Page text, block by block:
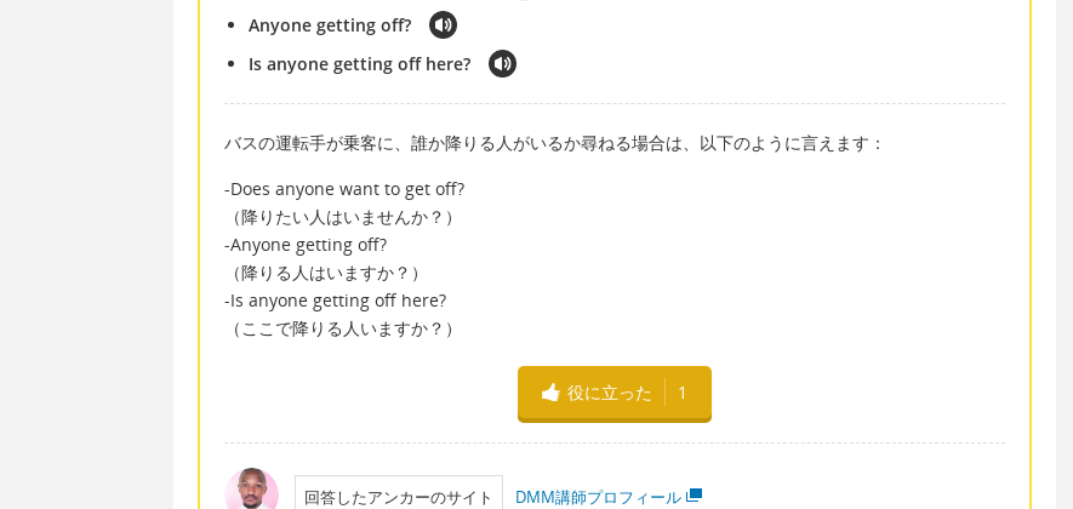
Anyone getting off?
Is anyone getting off here?
バスの運転手が乗客に、誰か降りる人がいるか尋ねる場合は、以下のように言えます：
-Does anyone want to get off?
（降りたい人はいませんか？）
-Anyone getting off?
（降りる人はいますか？）
-Is anyone getting off here?
（ここで降りる人いますか？）
役に立った 1
回答したアンカーのサイト DMM講師プロフィール